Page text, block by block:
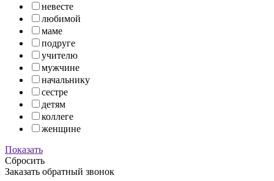
невесте
любимой
маме
подруге
учителю
мужчине
начальнику
сестре
детям
коллеге
женщине
Показать
Сбросить
Заказать обратный звонок